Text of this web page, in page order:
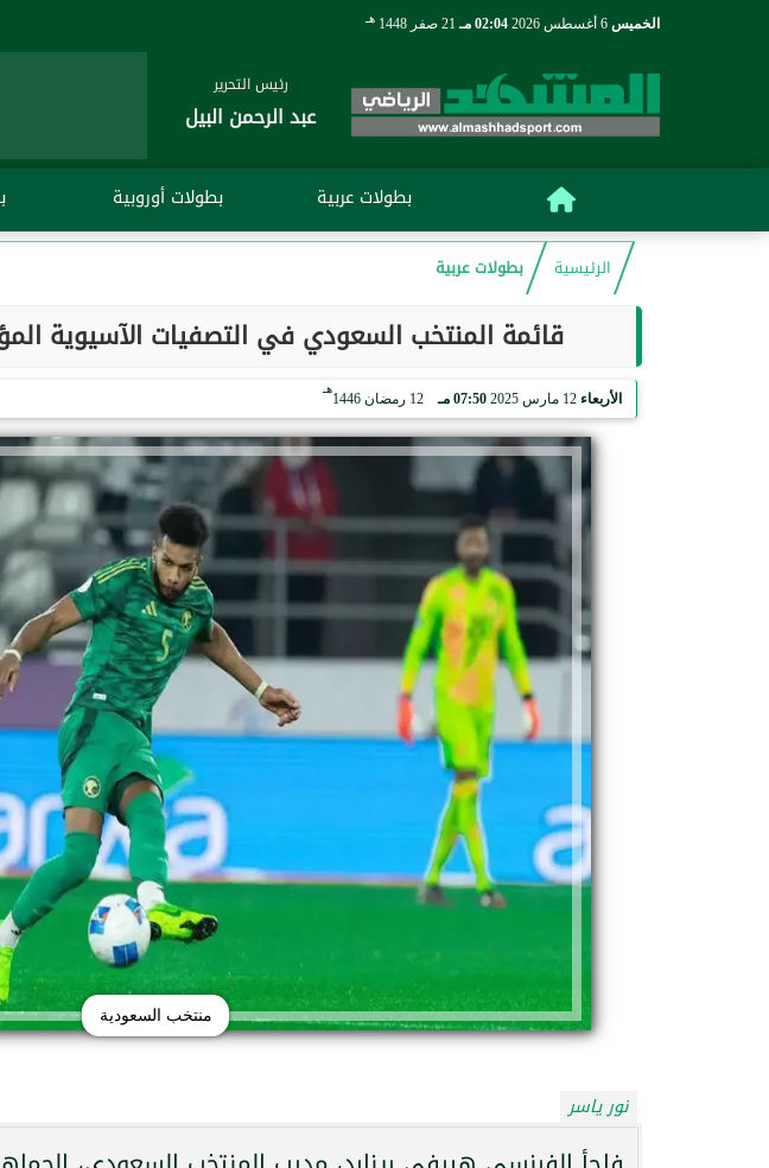
الخميس 02:04 مـ 21 صفر 1448 هـ
رئيس التحرير
عبد الرحمن البيل
بطولات عربية بطولات أوروبية
الرئيسية بطولات عربية
قائمة المنتخب السعودي في التصفيات الآسيوية
الأربعاء 12 مارس 2025 07:50 مـ 12 رمضان 1446
هـ
منتخب السعودية
نور ياسر